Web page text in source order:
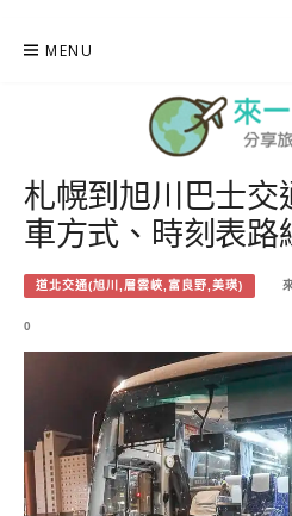
MENU
來一球叭噗
分享日本自助部落格
札幌到旭川巴士交
車方式、時刻表路
道北交通(旭川,層雲峽,富良野,美瑛)
0